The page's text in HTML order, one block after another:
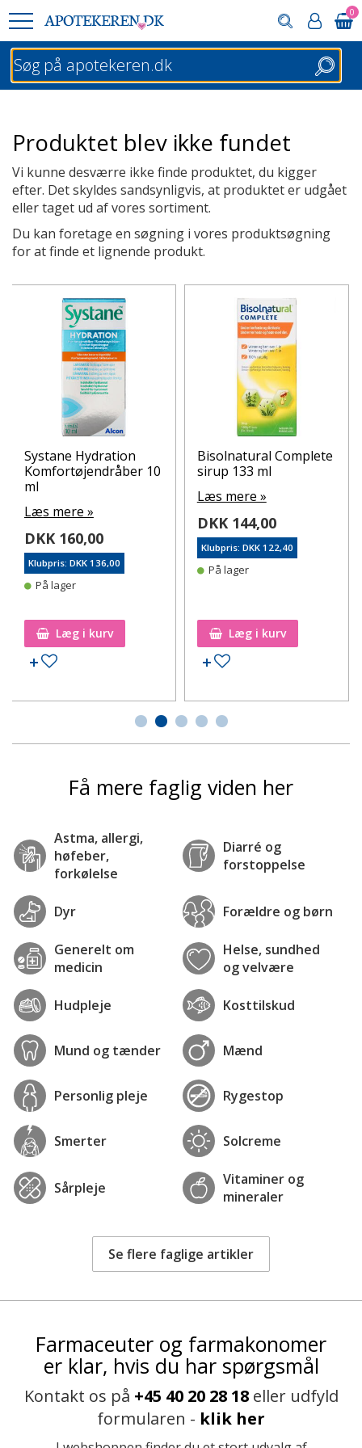
0
Søg
Produktet blev ikke fundet
Vi kunne desværre ikke finde produktet, du kigger
efter. Det skyldes sandsynligvis, at produktet er udgået
eller taget ud af vores sortiment.
Du kan foretage en søgning i vores produktsøgning
for at finde et lignende produkt.
Systane Hydration
Komfortøjendråber 10
ml
Læs mere »
DKK 160,00
Klubpris: DKK 136,00
På lager
Læg i kurv
Tilføj til ønskeseddel
Bisolnatural Complete
sirup 133 ml
Læs mere »
DKK 144,00
Klubpris: DKK 122,40
På lager
Læg i kurv
Tilføj til ønskeseddel
Få mere faglig viden her
Astma, allergi,
høfeber,
forkølelse
Diarré og
forstoppelse
Dyr Forældre og børn
Generelt om
medicin
Helse, sundhed
og velvære
Hudpleje Kosttilskud
Mund og tænder Mænd
Personlig pleje Rygestop
Smerter Solcreme
Sårpleje
Vitaminer og
mineraler
Se flere faglige artikler
Farmaceuter og farmakonomer
er klar, hvis du har spørgsmål
Kontakt os på +45 40 20 28 18eller udfyld
formularen - klik her